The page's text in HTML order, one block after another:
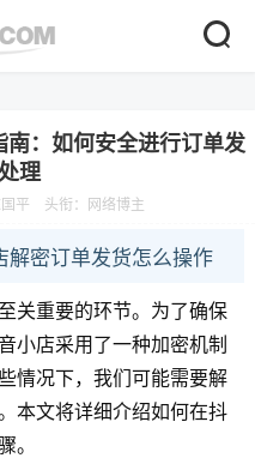
：如何安全进行订单发
理
平 头衔：网络博主
解密订单发货怎么操作
关重要的环节。为了确保
小店采用了一种加密机制
情况下，我们可能需要解
本文将详细介绍如何在抖
。